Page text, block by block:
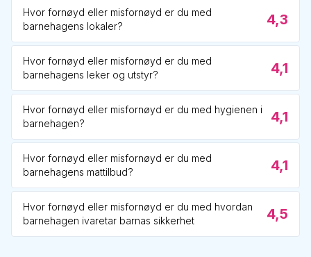
Hvor fornøyd eller misfornøyd er du med
barnehagens lokaler?
4,3
Hvor fornøyd eller misfornøyd er du med
barnehagens leker og utstyr?
4,1
Hvor fornøyd eller misfornøyd er du med hygienen i
barnehagen?
4,1
Hvor fornøyd eller misfornøyd er du med
barnehagens mattilbud?
4,1
Hvor fornøyd eller misfornøyd er du med hvordan
barnehagen ivaretar barnas sikkerhet
4,5